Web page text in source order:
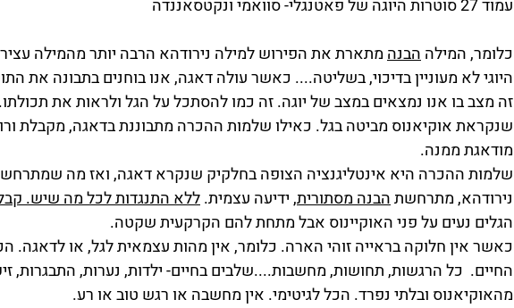
עמוד 27 סוטרות היוגה של פאטנגלי- סוואמי ונקטסאננדה
כלומר, המילה הבנה מתארת את הפירוש למילה נירודהא הרבה יותר מהמילה
היוגי לא מעוניין בדיכוי, בשליטה.... כאשר עולה דאגה, אנו בוחנים בתבונה את
זה מצב בו אנו נמצאים במצב של יוגה. זה כמו להסתכל על הגל ולראות את
שנקראת אוקיאנוס מביטה בגל. כאילו שלמות ההכרה מתבוננת בדאגה, מקבלת
מודאגת ממנה.
שלמות ההכרה היא אינטליגנציה הצופה בחלקיק שנקרא דאגה, ואז מה שמתרחש
נירודהא, מתרחשת הבנה מסתורית, ידיעה עצמית. ללא התנגדות לכל מה שיש.
הגלים נעים על פני האוקיינוס אבל מתחת להם הקרקעית שקטה.
כאשר אין חלוקה בראייה זוהי הארה. כלומר, אין מהות עצמאית לגל, או לדאגה.
החיים.  כל הרגשות, תחושות, מחשבות....שלבים בחיים- ילדות, נערות, התבגרות,
מהאוקיאנוס ובלתי נפרד. הכל לגיטימי. אין מחשבה או רגש טוב או רע.